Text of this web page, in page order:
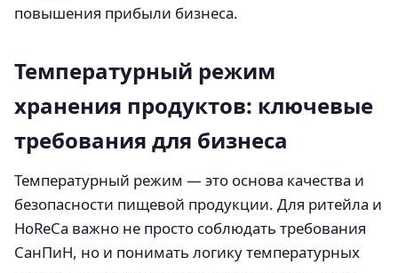
повышения прибыли бизнеса.
Температурный режим
хранения продуктов: ключевые
требования для бизнеса
Температурный режим — это основа качества и
безопасности пищевой продукции. Для ритейла и
HoReCa важно не просто соблюдать требования
СанПиН, но и понимать логику температурных